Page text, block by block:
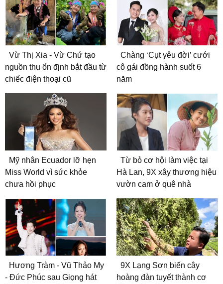
Vừ Thị Xia - Vừ Chứ tạo
nguồn thu ổn định bắt đầu từ
chiếc điện thoại cũ
Chàng ‘Cụt yêu đời’ cưới
cô gái đồng hành suốt 6
năm
Mỹ nhân Ecuador lỡ hẹn
Miss World vì sức khỏe
chưa hồi phục
Từ bỏ cơ hội làm việc tại
Hà Lan, 9X xây thương hiệu
vườn cam ở quê nhà
Hương Tràm - Vũ Thảo My
- Đức Phúc sau Giọng hát
9X Lạng Sơn biến cây
hoàng đàn tuyết thành cơ